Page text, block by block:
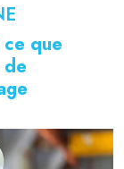
que
de